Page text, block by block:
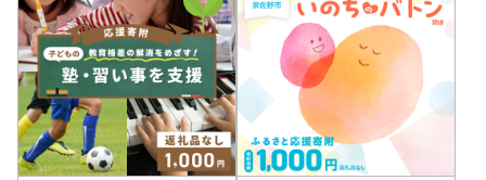
いますがお問い合わせ先まで画像を添付の上ご連絡いただき
ますようお願い申し上げます。
なお、お受け取りからお日にちが経過した後のご連絡につき
ましては対応いたしかねる場合がございますのであらかじめ
ご了承ください。
■ワンストップ特例申請についてのご案内■